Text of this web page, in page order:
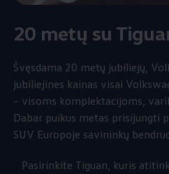
20 metų su
Švęsdama 20 metų jubiliejų,
jubiliejines kainas visai
– visoms komplektacijoms,
Dabar puikus metas prisijungti
SUV Europoje savininkų
Pasirinkite Tiguan, kuris